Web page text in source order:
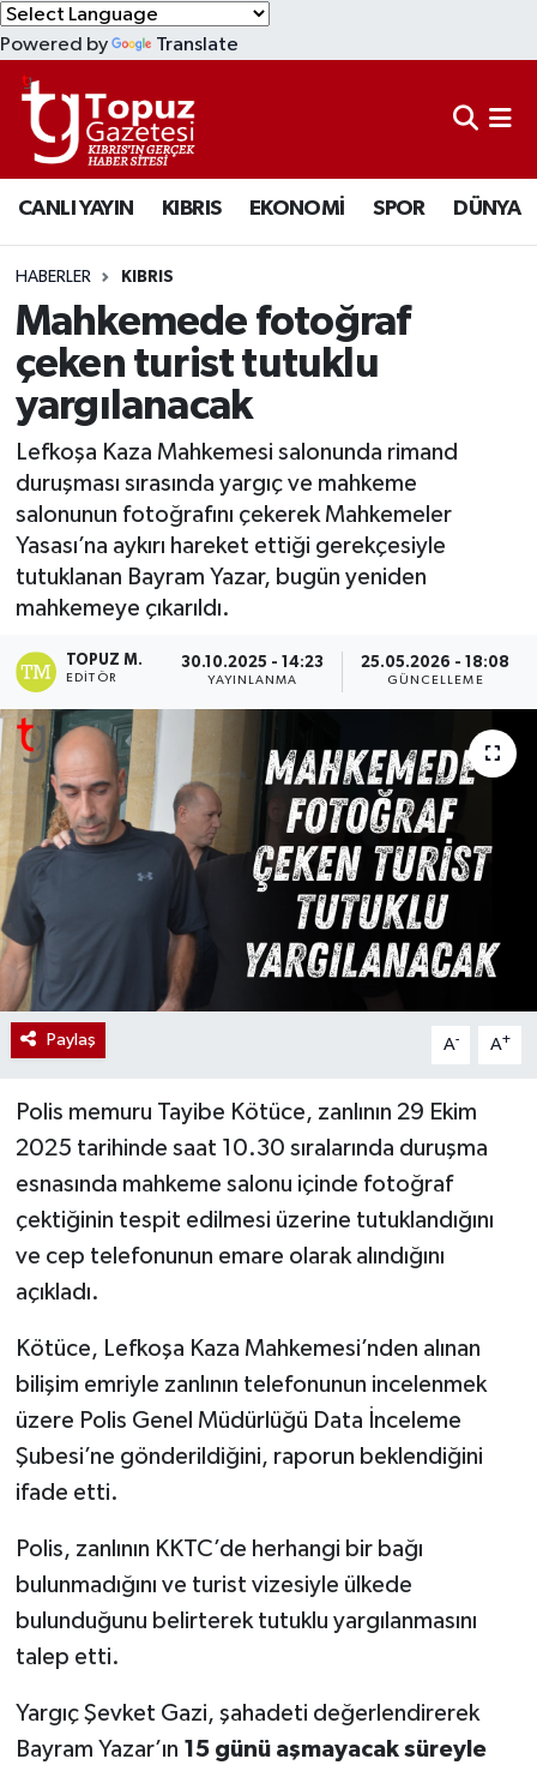
Powered by Translate
CANLI YAYIN KIBRIS EKONOMİ SPOR DÜNYA
HABERLER KIBRIS
Mahkemede fotoğraf
çeken turist tutuklu
yargılanacak
Lefkoşa Kaza Mahkemesi salonunda rimand
duruşması sırasında yargıç ve mahkeme
salonunun fotoğrafını çekerek Mahkemeler
Yasası’na aykırı hareket ettiği gerekçesiyle
tutuklanan Bayram Yazar, bugün yeniden
mahkemeye çıkarıldı.
TOPUZ M.
EDITÖR
30.10.2025 - 14:23
YAYINLANMA
25.05.2026 - 18:08
GÜNCELLEME
Paylaş A- A+
Polis memuru Tayibe Kötüce, zanlının 29 Ekim
2025 tarihinde saat 10.30 sıralarında duruşma
esnasında mahkeme salonu içinde fotoğraf
çektiğinin tespit edilmesi üzerine tutuklandığını
ve cep telefonunun emare olarak alındığını
açıkladı.
Kötüce, Lefkoşa Kaza Mahkemesi’nden alınan
bilişim emriyle zanlının telefonunun incelenmek
üzere Polis Genel Müdürlüğü Data İnceleme
Şubesi’ne gönderildiğini, raporun beklendiğini
ifade etti.
Polis, zanlının KKTC’de herhangi bir bağı
bulunmadığını ve turist vizesiyle ülkede
bulunduğunu belirterek tutuklu yargılanmasını
talep etti.
Yargıç Şevket Gazi, şahadeti değerlendirerek
Bayram Yazar’ın 15 günü aşmayacak süreyle
KIBRIS
DÜNYA
EKONOMİ
MAGAZİN
SAĞLIK
SPOR
TEKNOLOJİ
TÜRKİYE
Lefkoşa Nöbetçi Eczaneler
Lefkoşa Hava Durumu
Lefkoşa Trafik Yoğunluk Haritası
Süper Lig Puan Durumu ve Fikstür
Tüm Manşetler
Son Dakika Haberleri
Haber Arşivi